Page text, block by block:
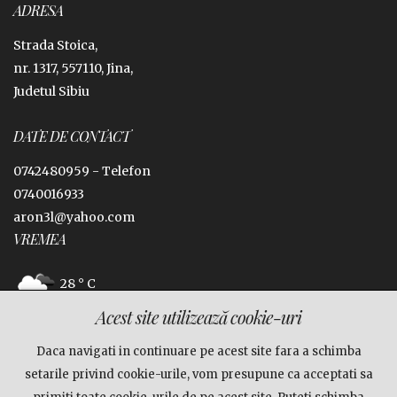
Acest site utilizează cookie-uri
Daca navigati in continuare pe acest site fara a schimba
setarile privind cookie-urile, vom presupune ca acceptati sa
ADRESA
Strada Stoica,
nr. 1317, 557110, Jina,
Judetul Sibiu
DATE DE CONTACT
0742480959 - Telefon
0740016933
aron3l@yahoo.com
VREMEA
28 ° C